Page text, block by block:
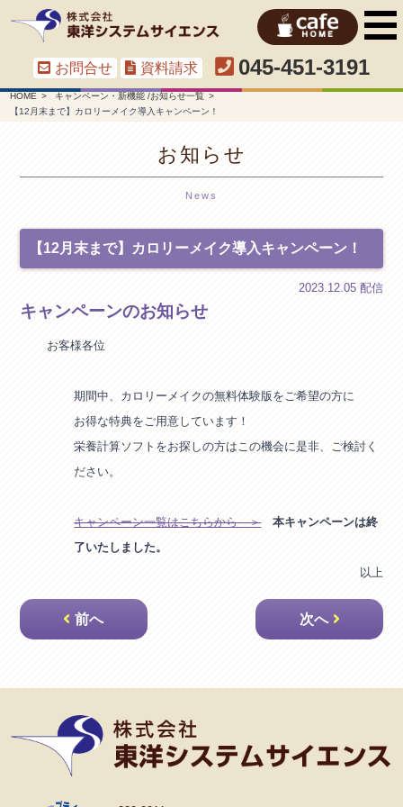
お問合せ 資料請求 045-451-3191
HOME
キャンペーン・新機能 /お知らせ一覧
【12月末まで】カロリーメイク導入キャンペーン！
お知らせ
News
【12月末まで】カロリーメイク導入キャンペーン！
2023.12.05 配信
キャンペーンのお知らせ
お客様各位
期間中、カロリーメイクの無料体験版をご希望の方に
お得な特典をご用意しています！
栄養計算ソフトをお探しの方はこの機会に是非、ご検討く
ださい。
キャンペーン一覧はこちらから ＞
本キャンペーンは終
了いたしました。
以上
投
稿
ナ
ビ
前へ 次へ